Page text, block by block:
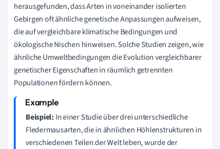
herausgefunden, dass Arten in voneinander isolierten
Gebirgen oft ähnliche genetische Anpassungen aufweisen,
die auf vergleichbare klimatische Bedingungen und
ökologische Nischen hinweisen. Solche Studien zeigen, wie
ähnliche Umweltbedingungen die Evolution vergleichbarer
genetischer Eigenschaften in räumlich getrennten
Populationen fördern können.
Beispiel: In einer Studie über drei unterschiedliche
Fledermausarten, die in ähnlichen Höhlenstrukturen in
verschiedenen Teilen der Welt leben, wurde der